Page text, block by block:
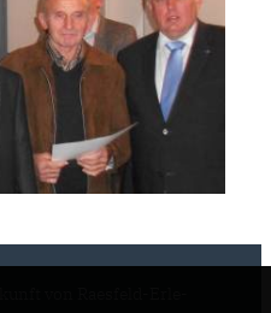
von Raesfeld-Erle-